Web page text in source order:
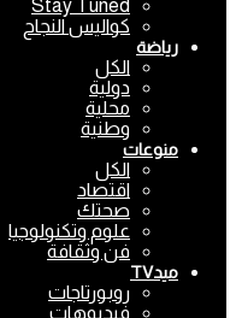
Stay Tuned
كواليس النجاح
رياضة
الكل
دولية
محلية
وطنية
منوعات
الكل
اقتصاد
صحتك
علوم وتكنولوجيا
فن وثقافة
ميدTV
روبورتاجات
فيديوهات